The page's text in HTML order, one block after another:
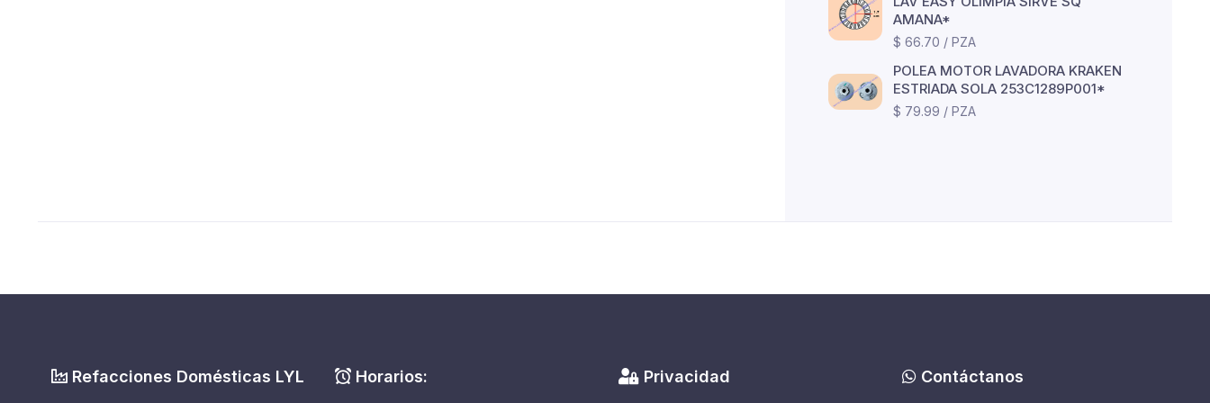
AMANA*
$ 66.70 / PZA
POLEA MOTOR LAVADORA KRAKEN
ESTRIADA SOLA 253C1289P001*
$ 79.99 / PZA
Refacciones Domésticas LYL Horarios: Privacidad Contáctanos